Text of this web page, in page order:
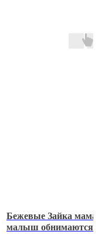
Бежевые Зайка мама и
малыш обнимаются из